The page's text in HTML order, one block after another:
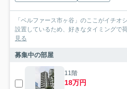
「ベルファース市ヶ谷」のここがイチオ
設置しているため、好きなタイミングで
見る
募集中の部屋
11階
18万円